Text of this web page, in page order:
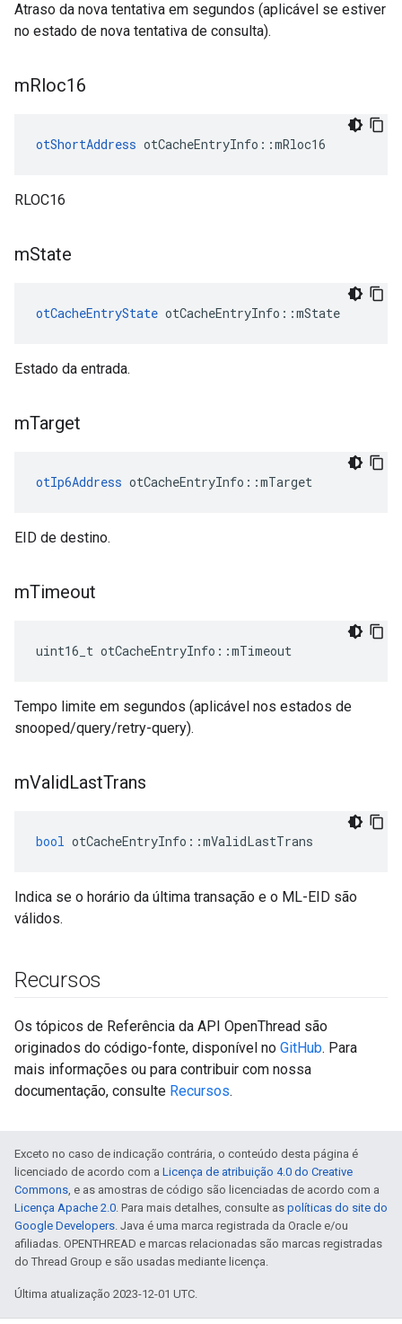
Atraso da nova tentativa em segundos (aplicável se estiver
no estado de nova tentativa de consulta).
mRloc16
otShortAddress otCacheEntryInfo ::mRloc16
RLOC16
mState
otCacheEntryState otCacheEntryInfo ::mState
Estado da entrada.
mTarget
otIp6Address otCacheEntryInfo ::mTarget
EID de destino.
mTimeout
uint16_t otCacheEntryInfo ::mTimeout
Tempo limite em segundos (aplicável nos estados de
snooped/query/retry-query).
mValidLastTrans
bool otCacheEntryInfo ::mValidLastTrans
Indica se o horário da última transação e o ML-EID são
válidos.
Recursos
Os tópicos de Referência da API OpenThread são
originados do código-fonte, disponível no GitHub. Para
mais informações ou para contribuir com nossa
documentação, consulte Recursos.
Exceto no caso de indicação contrária, o conteúdo desta página é
licenciado de acordo com a Licença de atribuição 4.0 do Creative
Commons, e as amostras de código são licenciadas de acordo com a
Licença Apache 2.0. Para mais detalhes, consulte as políticas do site do
Google Developers. Java é uma marca registrada da Oracle e/ou
afiliadas. OPENTHREAD e marcas relacionadas são marcas registradas
do Thread Group e são usadas mediante licença.
Última atualização 2023-12-01 UTC.